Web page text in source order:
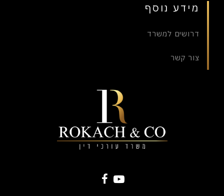
מידע נוסף
דרושים למשרד
צור קשר